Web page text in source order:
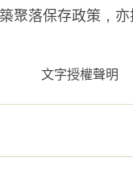
聚落保存政策，
文字授權聲明